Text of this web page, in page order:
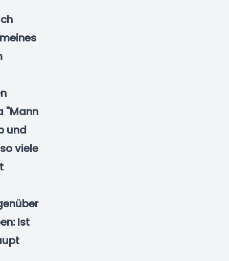
"Mann
und
viele
Ist